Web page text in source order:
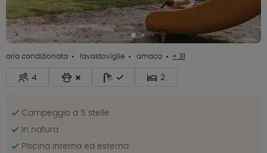
aria condizionata lavastoviglie amaca + 31
4 2
Campeggio a 5 stelle
In natura
Piscina interna ed esterna